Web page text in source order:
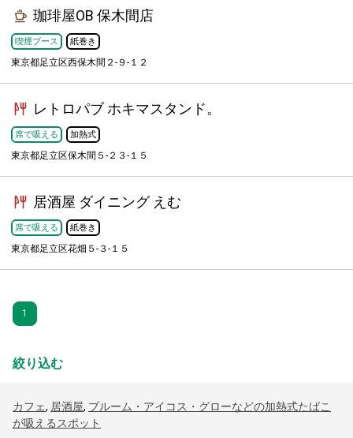
珈琲屋OB 保木間店
喫煙ブース 紙巻き
東京都足立区西保木間２-９-１２
レトロパブ ホキマスタンド。
席で吸える 加熱式
東京都足立区保木間５-２３-１５
居酒屋 ダイニング えむ
席で吸える 紙巻き
東京都足立区花畑５-３-１５
1
絞り込む
カフェ, 居酒屋, プルーム・アイコス・グローなどの加熱式たばこ
が吸えるスポット